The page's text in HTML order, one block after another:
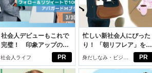
PR
社会人デビューもこれで
完璧！ 印象アップのセ
ルフプロデュース術
社会人ライフ PR
忙しい新社会人にぴった
り！ 「朝リフレア」をは
じめよう。しっかりニオ
イケアして24時間快適。
身だしなみ・ビジネ
スアイテム